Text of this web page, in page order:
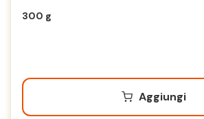
300 g
Aggiungi